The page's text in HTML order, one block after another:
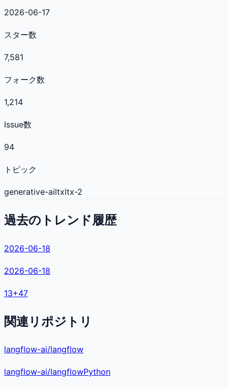
2026-06-17
スター数
7,581
フォーク数
1,214
Issue数
94
トピック
generative-ailtxltx-2
過去のトレンド履歴
2026-06-18
2026-06-18
13+47
関連リポジトリ
langflow-ai/langflow
langflow-ai/langflowPython